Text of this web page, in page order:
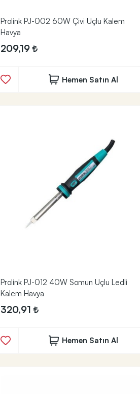
Prolink PJ-002 60W Çivi Uçlu Kalem
Havya
209,19
Hemen Satın Al
Prolink PJ-012 40W Somun Uçlu Ledli
Kalem Havya
320,91
Hemen Satın Al